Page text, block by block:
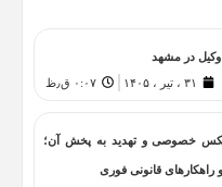
۳۱ ، تیر ، ۱۴۰۵
۰:۰۷ ق٫ظ
خصوصی و تهدید به پخش آن؛
قانونی فوری